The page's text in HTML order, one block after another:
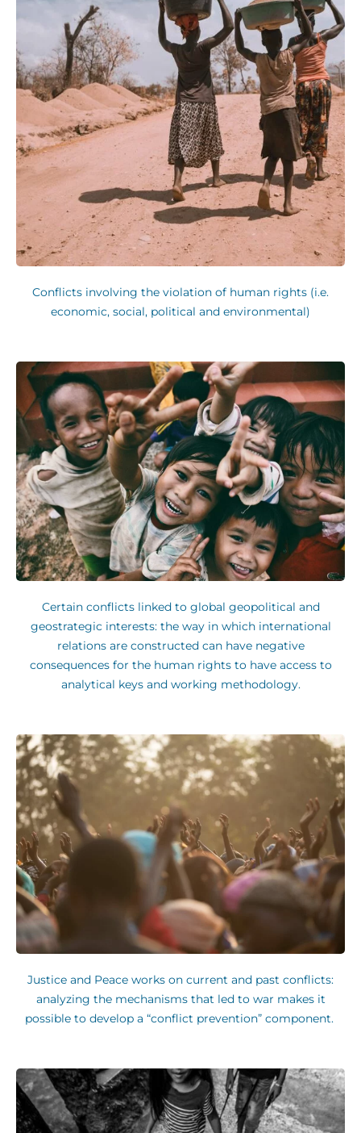
Conflicts involving the violation of human rights (i.e.
economic, social, political and environmental)
Certain conflicts linked to global geopolitical and
geostrategic interests: the way in which international
relations are constructed can have negative
consequences for the human rights to have access to
analytical keys and working methodology.
Justice and Peace works on current and past conflicts:
analyzing the mechanisms that led to war makes it
possible to develop a “conflict prevention” component.